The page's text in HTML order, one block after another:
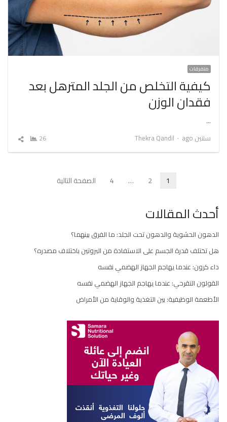
متفرقات
كيفية التخلص من الجلد المترهل بعد
فقدان الوزن
…
سنتين ago
Author
Thekra Qandil
26
شارك
المقالات
Page 1
Page 2
…
Page 4 الصفحة التالية
أحدث المقالات
الدهون الحشوية والدهون تحت الجلد: ما الفرق بينهما؟
هل تختلف قدرة الجسم على الاستفادة من البروتين باختلاف مصدره؟
داء كرون: عندما يهاجم الجهاز الهضمي نفسه
القولون التقرحي: عندما يهاجم الجهاز الهضمي نفسه
الأطعمة الوظيفية: بين التغذية والوقاية من الأمراض